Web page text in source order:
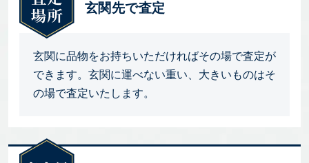
玄関先で査定
玄関に品物をお持ちいただければその場で査定が
できます。玄関に運べない重い、大きいものはそ
の場で査定いたします。